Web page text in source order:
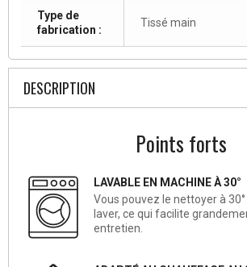
Type de
fabrication :
Tissé main
DESCRIPTION
Points forts
LAVABLE EN MACHINE À 30°
Vous pouvez le nettoyer à
laver, ce qui facilite
entretien.